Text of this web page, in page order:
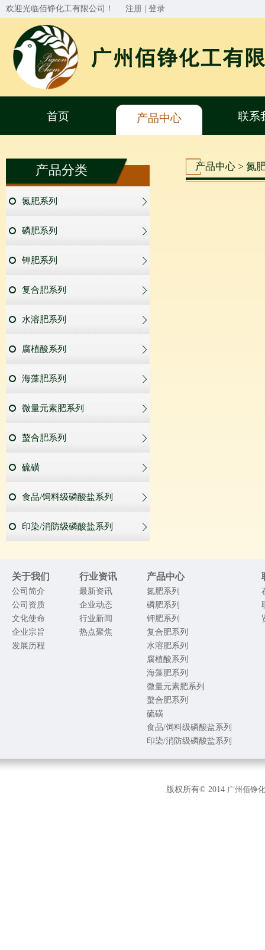
欢迎光临佰铮化工有限公司！ 注册 登录
首页 产品中心 联系
产品分类
氮肥系列
磷肥系列
钾肥系列
复合肥系列
水溶肥系列
腐植酸系列
海藻肥系列
微量元素肥系列
螯合肥系列
硫磺
食品/饲料级磷酸盐系列
印染/消防级磷酸盐系列
产品中心 > 氮
关于我们
公司简介
公司资质
文化使命
企业宗旨
发展历程
行业资讯
最新资讯
企业动态
行业新闻
热点聚焦
产品中心
氮肥系列
磷肥系列
钾肥系列
复合肥系列
水溶肥系列
腐植酸系列
海藻肥系列
微量元素肥系列
螯合肥系列
硫磺
食品/饲料级磷酸盐系列
印染/消防级磷酸盐系列
版权所有© 2014 广州佰铮